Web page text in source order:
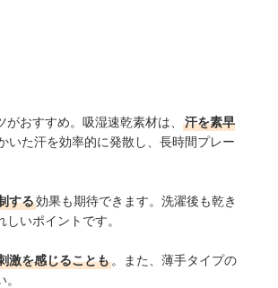
おすすめ。吸湿速乾素材は、
汗を素早
いた汗を効率的に発散し、長時間プレー
する効果も期待できます。洗濯後も乾き
いポイントです。
激を感じることも 。また、薄手タイプの